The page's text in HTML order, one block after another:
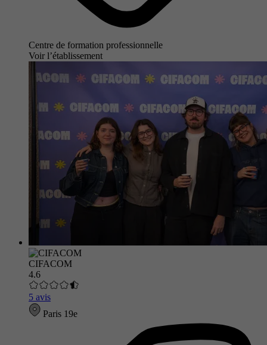
Centre de formation professionnelle
Voir l’établissement
CIFACOM
4.6
5 avis
Paris 19e